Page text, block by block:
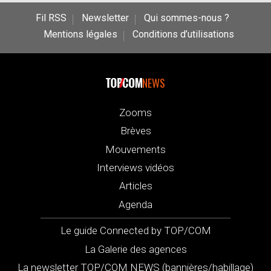
Fil RSS Newsletter
Qui sommes-nous ?
Mentions légales
Conditions d’utilisations
NEWS
Zooms
Brèves
Mouvements
Interviews vidéos
Articles
Agenda
Le guide Connected by TOP/COM
La Galerie des agences
La newsletter TOP/COM NEWS (bannières/habillage)